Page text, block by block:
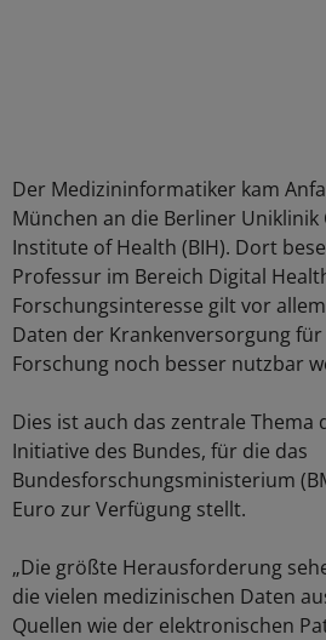
Der Medizininformatiker kam
München an die Berliner
Institute of Health (BIH). Dort
Professur im Bereich Digital
Forschungsinteresse gilt vor
Daten der Krankenversorgung
Forschung noch besser nutzbar
Dies ist auch das zentrale
Initiative des Bundes, für die das
Bundesforschungsministerium
Euro zur Verfügung stellt.
„Die größte Herausforderung
die vielen medizinischen Daten
Quellen wie der elektronischen